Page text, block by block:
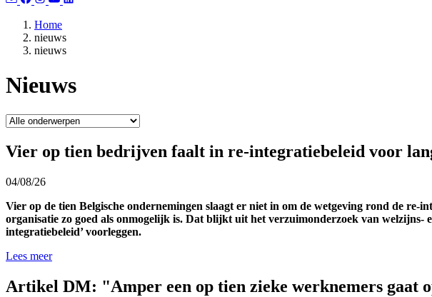
Home
nieuws
nieuws
Nieuws
Vier op tien bedrijven faalt in re-integratiebeleid voor
04/08/26
Vier op de tien Belgische ondernemingen slaagt er niet in om de wetgeving rond de
organisatie zo goed als onmogelijk is. Dat blijkt uit het verzuimonderzoek van
integratiebeleid’ voorleggen.
Lees meer
Artikel DM: "Amper een op tien zieke werknemers gaat